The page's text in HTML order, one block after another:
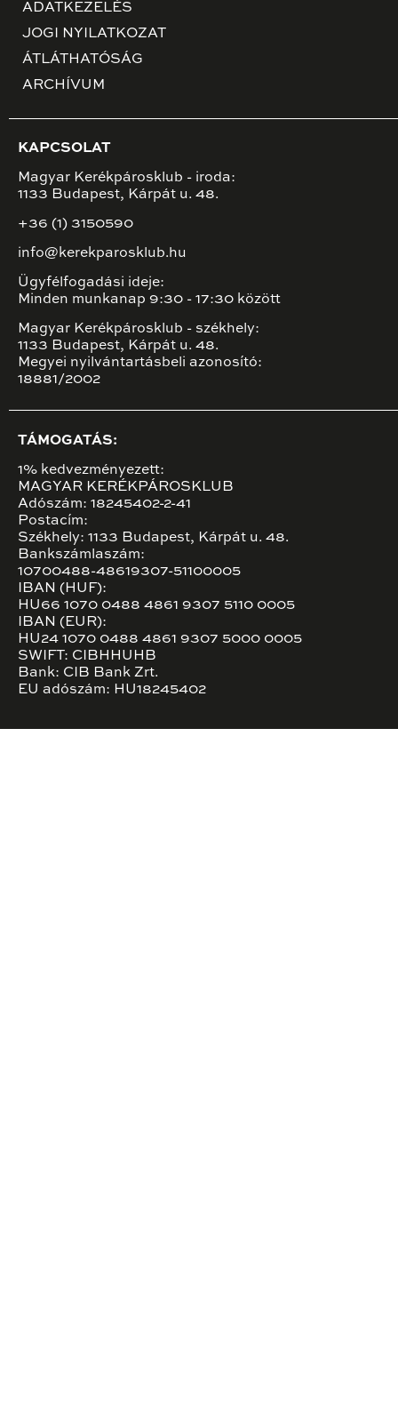
ADATKEZELÉS
JOGI NYILATKOZAT
ÁTLÁTHATÓSÁG
ARCHÍVUM
KAPCSOLAT
Magyar Kerékpárosklub - iroda:
1133 Budapest, Kárpát u. 48.
+36 (1) 3150590
info@kerekparosklub.hu
Ügyfélfogadási ideje:
Minden munkanap 9:30 - 17:30 között
Magyar Kerékpárosklub - székhely:
1133 Budapest, Kárpát u. 48.
Megyei nyilvántartásbeli azonosító:
18881/2002
TÁMOGATÁS:
1% kedvezményezett:
MAGYAR KERÉKPÁROSKLUB
Adószám: 18245402-2-41
Postacím:
Székhely: 1133 Budapest, Kárpát u. 48.
Bankszámlaszám:
10700488-48619307-51100005
IBAN (HUF):
HU66 1070 0488 4861 9307 5110 0005
IBAN (EUR):
HU24 1070 0488 4861 9307 5000 0005
SWIFT: CIBHHUHB
Bank: CIB Bank Zrt.
EU adószám: HU18245402